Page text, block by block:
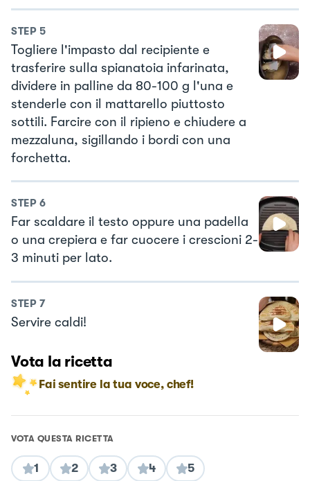
STEP 5
Togliere l'impasto dal recipiente e
trasferire sulla spianatoia infarinata,
dividere in palline da 80-100 g l'una e
stenderle con il mattarello piuttosto
sottili. Farcire con il ripieno e chiudere a
mezzaluna, sigillando i bordi con una
forchetta.
STEP 6
Far scaldare il testo oppure una padella
o una crepiera e far cuocere i crescioni 2-
3 minuti per lato.
STEP 7
Servire caldi!
Vota la ricetta
Fai sentire la tua voce, chef!
VOTA QUESTA RICETTA
1 2 3 4 5